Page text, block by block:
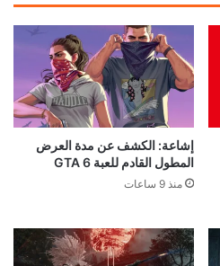
إشاعة: الكشف عن مدة العرض
المطول القادم للعبة GTA 6
منذ 9 ساعات